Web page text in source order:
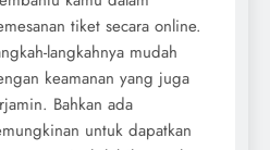
tiket secara online.
langkahnya mudah
keamanan yang juga
Bahkan ada
untuk dapatkan